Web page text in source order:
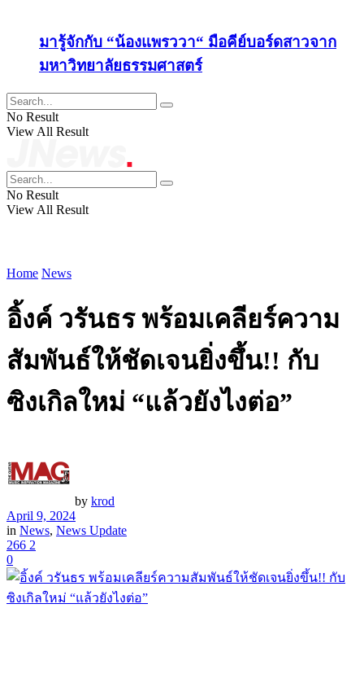
มารู้จักกับ “น้องแพรววา“ มือคีย์บอร์ดสาวจาก
มหาวิทยาลัยธรรมศาสตร์
No Result
View All Result
No Result
View All Result
Home News
อิ้งค์ วรันธร พร้อมเคลียร์ความ
สัมพันธ์ให้ชัดเจนยิ่งขึ้น!! กับ
ซิงเกิลใหม่ “แล้วยังไงต่อ”
by krod
April 9, 2024
in News, News Update
266 2
0